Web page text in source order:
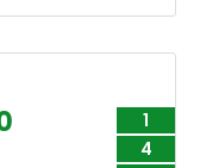
1
4